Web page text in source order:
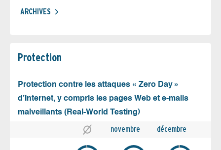
ARCHIVES
Protection
Protection contre les attaques « Zero Day »
d’Internet, y compris les pages Web et e-mails
malveillants (Real-World Testing)
novembre décembre